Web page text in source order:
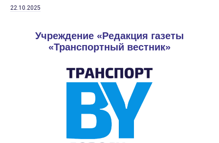
22.10.2025
Учреждение «Редакция газеты
«Транспортный вестник»